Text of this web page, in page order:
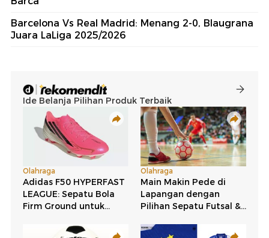
Barcelona Vs Real Madrid: Menang 2-0, Blaugrana
Juara LaLiga 2025/2026